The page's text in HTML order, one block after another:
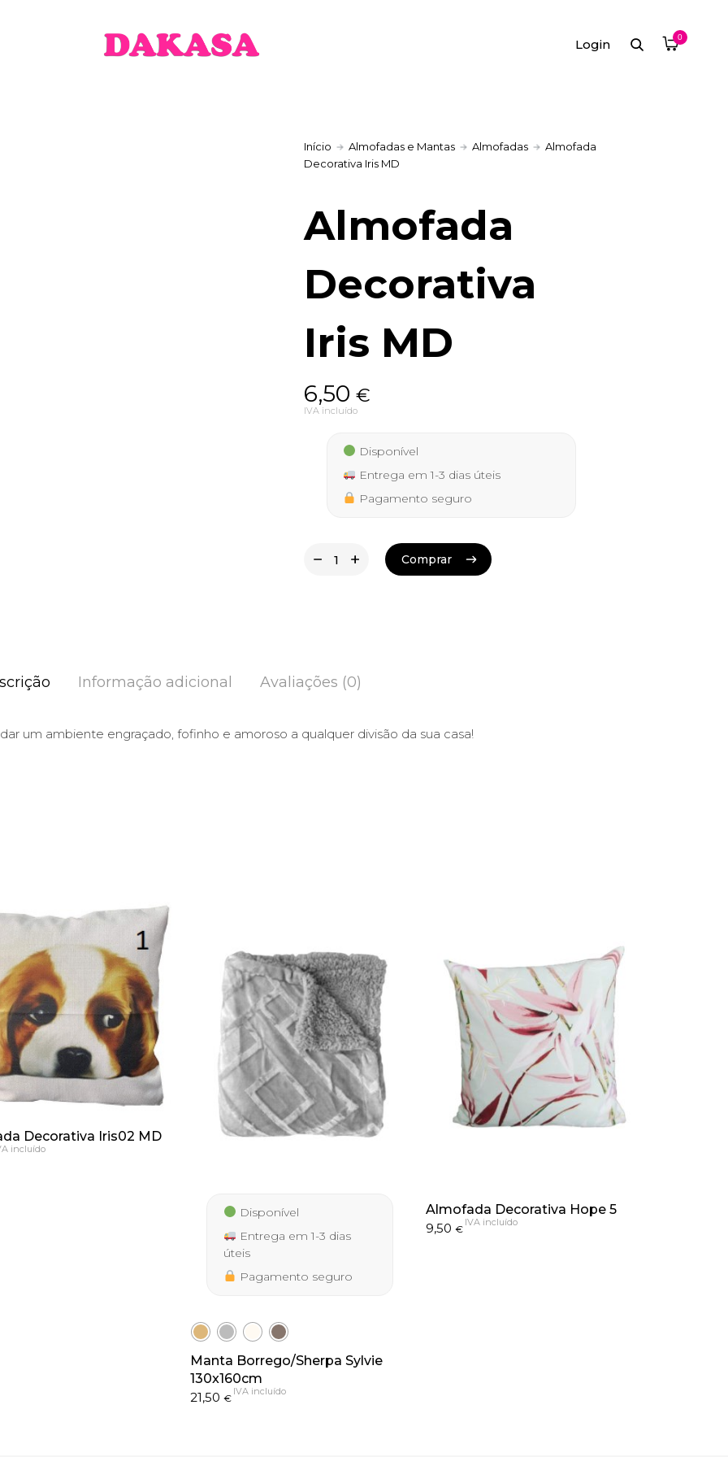
Login 0
Início Almofadas e Mantas Almofadas
Almofada
Decorativa Iris MD
Almofada
Decorativa
Iris MD
6,50€
IVA incluído
Disponível
Entrega em 1-3 dias úteis
Pagamento seguro
Comprar
Comprar
Informação adicional Avaliações (0)
um ambiente engraçado, fofinho e amoroso a qualquer divisão da sua casa!
Decorativa Iris02 MD
incluído
Disponível
Entrega em 1-3 dias
úteis
Pagamento seguro
Manta Borrego/Sherpa Sylvie
130x160cm
21,50 €
IVA incluído
Almofada Decorativa Hope 5
9,50 €
IVA incluído